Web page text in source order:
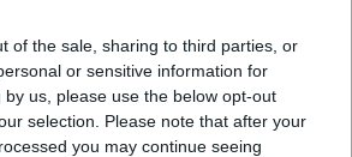
of the sale, sharing to third parties, or
or sensitive information for
us, please use the below opt-out
selection. Please note that after your
you may continue seeing